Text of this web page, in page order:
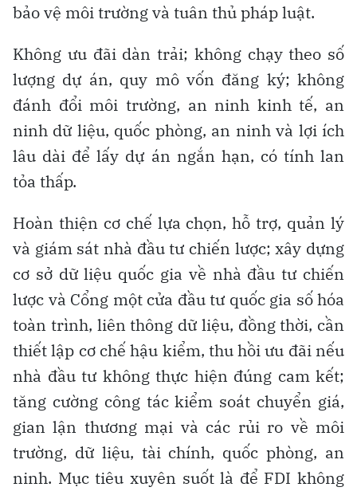
bảo vệ môi trường và tuân thủ pháp luật.
Không ưu đãi dàn trải; không chạy theo số
lượng dự án, quy mô vốn đăng ký; không
đánh đổi môi trường, an ninh kinh tế, an
ninh dữ liệu, quốc phòng, an ninh và lợi ích
lâu dài để lấy dự án ngắn hạn, có tính lan
tỏa thấp.
Hoàn thiện cơ chế lựa chọn, hỗ trợ, quản lý
và giám sát nhà đầu tư chiến lược; xây dựng
cơ sở dữ liệu quốc gia về nhà đầu tư chiến
lược và Cổng một cửa đầu tư quốc gia số hóa
toàn trình, liên thông dữ liệu, đồng thời, cần
thiết lập cơ chế hậu kiểm, thu hồi ưu đãi nếu
nhà đầu tư không thực hiện đúng cam kết;
tăng cường công tác kiểm soát chuyển giá,
gian lận thương mại và các rủi ro về môi
trường, dữ liệu, tài chính, quốc phòng, an
ninh. Mục tiêu xuyên suốt là để FDI không